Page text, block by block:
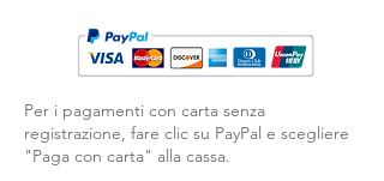
Per i pagamenti con carta senza
registrazione, fare clic su PayPal e scegliere
"Paga con carta" alla cassa.